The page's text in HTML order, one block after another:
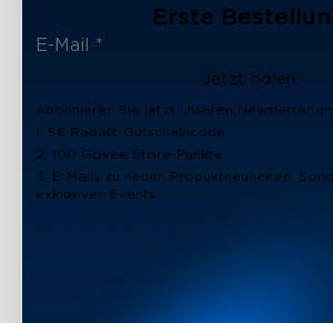
Erste
Jetzt holen
Abonnieren Sie jetzt unseren Newsletter
1. 5€ Rabatt-Gutscheincode
2. 100 Govee Store-Punkte
3. E-Mails zu neuen Produktneuheiten,
exklusiven Events